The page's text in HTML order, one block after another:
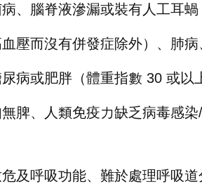
、腦脊液滲漏或裝有人工耳蝸
壓而沒有併發症除外）、肺病
病或肥胖（體重指數 30 或以
脾、人類免疫力缺乏病毒感
及呼吸功能、難於處理呼吸